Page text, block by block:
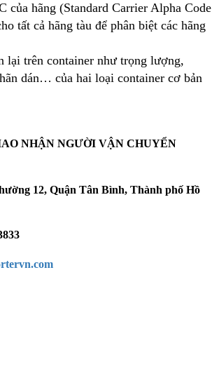
của hãng (Standard Carrier Alpha Code
tất cả hãng tàu để phân biệt các hãng
lại trên container như trọng lượng,
dán… của hai loại container cơ bản
NHẬN NGƯỜI VẬN CHUYỂN
12, Quận Tân Bình, Thành phố Hồ